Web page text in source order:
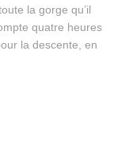
la gorge qu’il
quatre heures
la descente, en